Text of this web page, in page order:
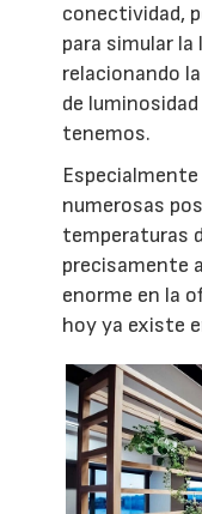
conectividad,
para simular
relacionando
de
tenemos.
numerosas
temperaturas
precisamente
enorme en la
hoy ya existe